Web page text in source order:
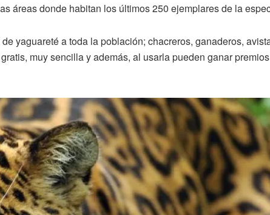
áreas donde habitan los últimos 250 ejemplares de la
yaguareté a toda la población; chacreros, ganaderos,
muy sencilla y además, al usarla pueden ganar